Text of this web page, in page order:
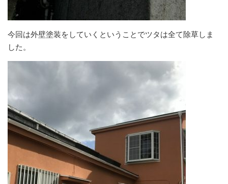
今回は外壁塗装をしていくということでツタは全て除草しま
した。